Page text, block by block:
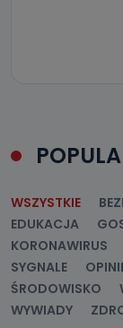
WSZYSTKIE
EDUKACJA
KORONAWIRUS
SYGNALE
ŚRODOWISKO
WYWIADY